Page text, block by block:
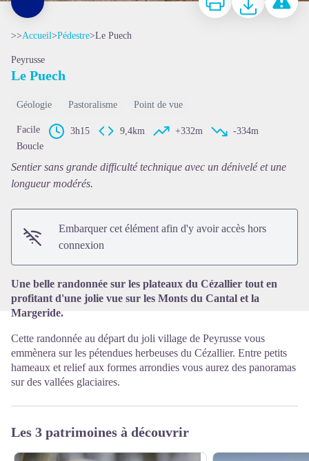
Voir l'image en plein écran
>>Accueil>Pédestre>Le Puech
Peyrusse
Le Puech
Géologie Pastoralisme Point de vue
Facile 3h15 9,4km +332m
-334m
Boucle
Sentier sans grande difficulté technique avec un dénivelé et une
longueur modérés.
Embarquer cet élément afin d'y avoir accès hors
connexion
Une belle randonnée sur les plateaux du Cézallier tout en
profitant d'une jolie vue sur les Monts du Cantal et la
Margeride.
Cette randonnée au départ du joli village de Peyrusse vous
emmènera sur les pétendues herbeuses du Cézallier. Entre petits
hameaux et relief aux formes arrondies vous aurez des panoramas
sur des vallées glaciaires.
Les 3 patrimoines à découvrir